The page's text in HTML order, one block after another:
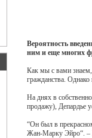
Вероятность
ним и еще многих
Как мы с вами знаем,
гражданства.
На днях в
продажу), Депардье
“Он был в
Жан-Марку Эйро“. –